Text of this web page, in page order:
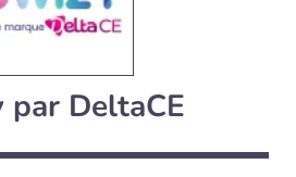
par DeltaCE